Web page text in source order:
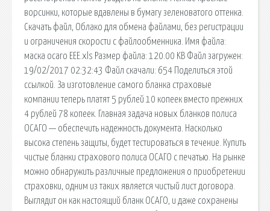
ворсинки, которые вдавлены в бумагу зеленоватого оттенка.
Скачать файл, Облако для обмена файлами, без регистрации
и ограничения скорости с файлообменника. Имя файла:
маска осаго ЕЕЕ.xls Размер файла: 120.00 KB Файл загружен:
19/02/2017 02:32:43 Файл скачали: 654 Поделиться этой
ссылкой. За изготовление самого бланка страховые
компании теперь платят 5 рублей 10 копеек вместо прежних
4 рублей 78 копеек. Главная задача новых бланков полиса
ОСАГО — обеспечить надежность документа. Насколько
высока степень защиты, будет тестироваться в течение. Купить
чистые бланки страхового полиса ОСАГО с печатью. На рынке
можно обнаружить различные предложения о приобретении
страховки, одним из таких является чистый лист договора.
Выглядит он как настоящий бланк ОСАГО, и даже сохранены